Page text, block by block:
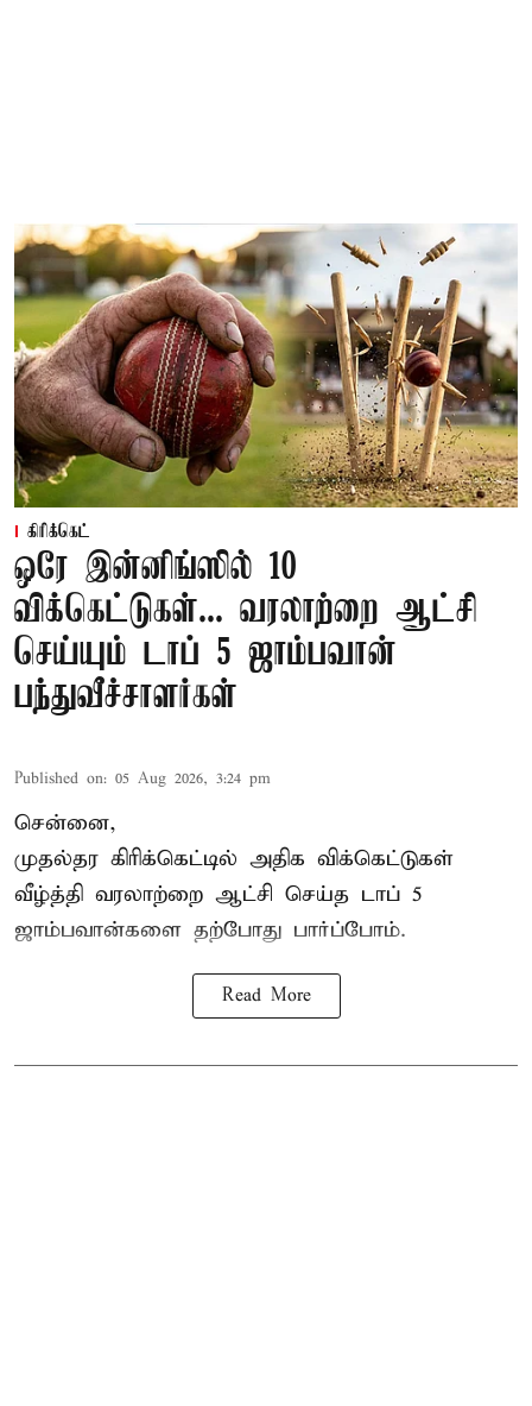
கிரிக்கெட்
ஒரே இன்னிங்ஸில் 10
விக்கெட்டுகள்... வரலாற்றை ஆட்சி
செய்யும் டாப் 5 ஜாம்பவான்
பந்துவீச்சாளர்கள்
Published on: 05 Aug 2026, 3:24 pm
சென்னை,
முதல்தர கிரிக்கெட்டில் அதிக விக்கெட்டுகள்
வீழ்த்தி வரலாற்றை ஆட்சி செய்த டாப் 5
ஜாம்பவான்களை தற்போது பார்ப்போம்.
Read More